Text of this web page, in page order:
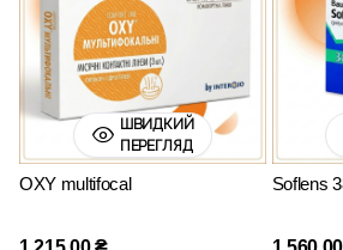
ШВИДКИЙ
ПЕРЕГЛЯД
OXY multifocal Soflens